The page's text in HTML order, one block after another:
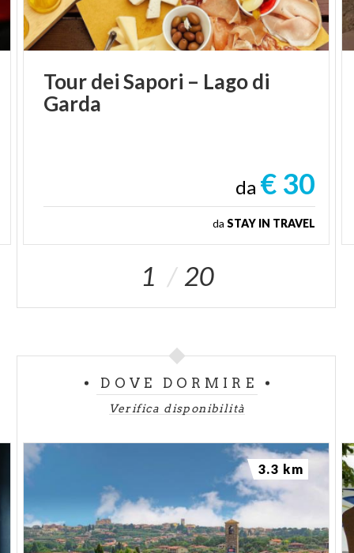
TourdeiSapori – Lagodi
Garda
da € 30
da STAY IN TRAVEL
1 20
DOVE DORMIRE
Verifica disponibilità
3.3 km